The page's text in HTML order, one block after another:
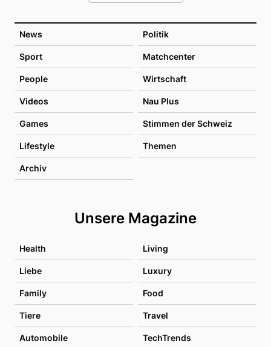
News Politik
Sport Matchcenter
People Wirtschaft
Videos Nau Plus
Games Stimmen der Schweiz
Lifestyle Themen
Archiv
Unsere Magazine
Health Living
Liebe Luxury
Family Food
Tiere Travel
Automobile TechTrends